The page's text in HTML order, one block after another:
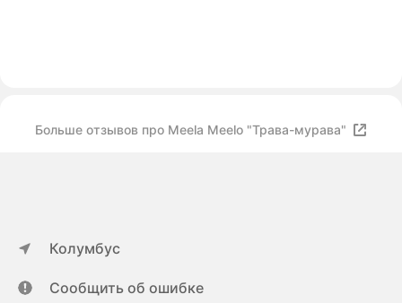
Больше отзывов про Meela Meelo "Трава-мурава"
Колумбус
Сообщить об ошибке